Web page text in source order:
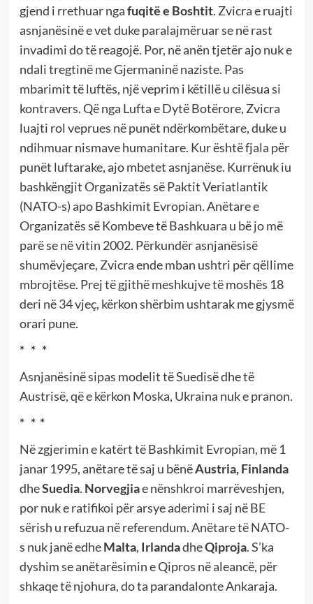
gjend i rrethuar ngafuqitë e Boshtit. Zvicra e ruajti
asnjanësinë e vet duke paralajmëruar se në rast
invadimi do të reagojë. Por, në anën tjetër ajo nuk e
ndali tregtinë me Gjermaninë naziste. Pas
mbarimit të luftës, një veprim i këtillë u cilësua si
kontravers. Që nga Lufta e Dytë Botërore, Zvicra
luajti rol veprues në punët ndërkombëtare, duke u
ndihmuar nismave humanitare. Kur është fjala për
punët luftarake, ajo mbetet asnjanëse. Kurrënuk iu
bashkëngjit Organizatës së Paktit Veriatlantik
(NATO-s) apo Bashkimit Evropian. Anëtare e
Organizatës së Kombeve të Bashkuara u bë jo më
parë se në vitin 2002. Përkundër asnjanësisë
shumëvjeçare, Zvicra ende mban ushtri për qëllime
mbrojtëse. Prej të gjithë meshkujve të moshës 18
deri në 34 vjeç, kërkon shërbim ushtarak me gjysmë
orari pune.
* * *
Asnjanësinë sipas modelit të Suedisë dhe të
Austrisë, që e kërkon Moska, Ukraina nuk e pranon.
* * *
Në zgjerimin e katërt të Bashkimit Evropian, më 1
janar 1995, anëtare të saj u bënëAustria, Finlanda
dheSuedia. Norvegjiae nënshkroi marrëveshjen,
por nuk e ratifikoi për arsye aderimi i saj në BE
sërish u refuzua në referendum. Anëtare të NATO-
s nuk janë edheMalta, IrlandadheQiproja. S’ka
dyshim se anëtarësimin e Qipros në aleancë, për
shkaqe të njohura, do ta parandalonte Ankaraja.